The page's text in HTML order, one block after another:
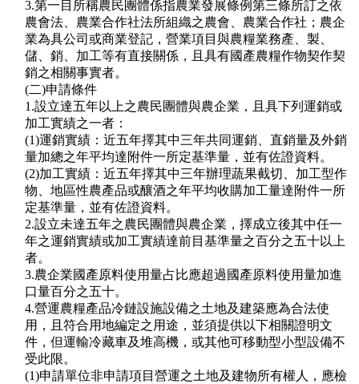
3.第一目所稱農民團體係指農業發展條例第三條所訂之依
農會法、農業合作社法所組織之農會、農業合作社；農企
業為具公司或商業登記，營業項目與農糧業務產、製、
儲、銷、加工等有直接關係，且具有國產農糧作物契作契
銷之相關事實者。
(二)申請條件
1.設立達五年以上之農民團體與農企業，且具下列運銷或
加工實績之一者：
(1)運銷實績：近五年擇其中三年共同運銷、直銷量及外銷
量加總之年平均達附件一所定基準量，並有佐證資料。
(2)加工實績：近五年擇其中三年辦理蔬果截切、加工型作
物、地區性農產品或釀酒之年平均收購加工量達附件一所
定基準量，並有佐證資料。
2.設立未達五年之農民團體與農企業，擇成立後其中任一
年之運銷實績或加工實績達前目基準量之百分之五十以上
者。
3.農企業國產原料使用量占比應超過國產原料使用量加進
口量百分之五十。
4.營運農糧產品冷鏈設施設備之土地及建築應為合法使
用，且符合用地編定之用途，並須提供以下相關證明文
件，但運輸冷藏車及堆高機，或其他可移動型小型設備不
受此限。
(1)申請單位非申請項目營運之土地及建物所有權人，應檢